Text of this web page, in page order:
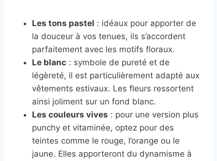
Les tons pastel : idéaux pour apporter de
la douceur à vos tenues, ils s’accordent
parfaitement avec les motifs floraux.
Le blanc : symbole de pureté et de
légèreté, il est particulièrement adapté aux
vêtements estivaux. Les fleurs ressortent
ainsi joliment sur un fond blanc.
Les couleurs vives : pour une version plus
punchy et vitaminée, optez pour des
teintes comme le rouge, l’orange ou le
jaune. Elles apporteront du dynamisme à